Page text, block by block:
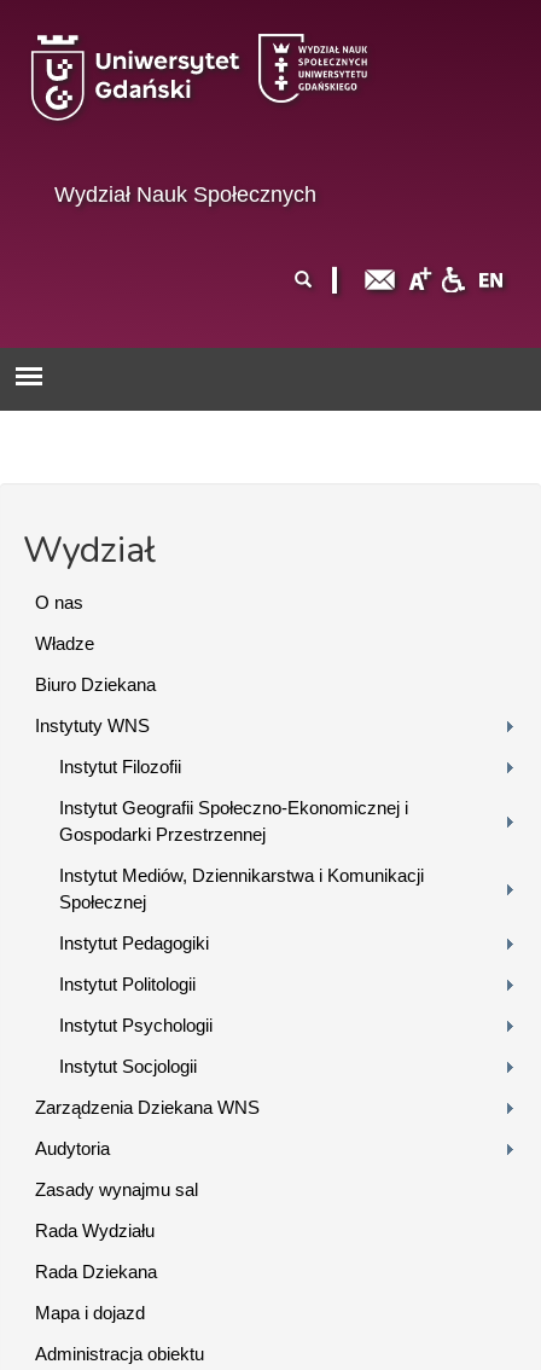
Wydział Nauk Społecznych
wyszukiwania
Wydział
O nas
Władze
Biuro Dziekana
Instytuty WNS
Instytut Filozofii
Instytut Geografii Społeczno-Ekonomicznej i
Gospodarki Przestrzennej
Instytut Mediów, Dziennikarstwa i Komunikacji
Społecznej
Instytut Pedagogiki
Instytut Politologii
Instytut Psychologii
Instytut Socjologii
Zarządzenia Dziekana WNS
Audytoria
Zasady wynajmu sal
Rada Wydziału
Rada Dziekana
Mapa i dojazd
Administracja obiektu